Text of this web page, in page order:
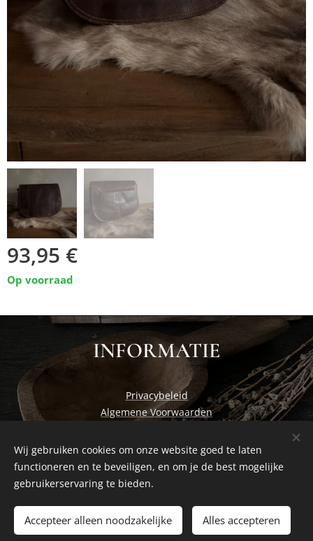
93,95 €
Op voorraad
Toevoegen aan de winkelwagen
INFORMATIE
Privacybeleid
Algemene Voorwaarden
Cosiness at home by Studio Nadia Cookies
Wij gebruiken cookies om onze website goed te laten
functioneren en te beveiligen, en om je de best mogelijke
gebruikerservaring te bieden.
Accepteer alleen noodzakelijke Alles accepteren